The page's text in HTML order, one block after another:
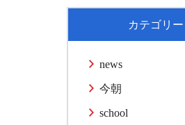
カテゴリー
news
今朝
school